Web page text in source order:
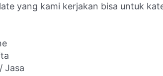
yang kami kerjakan bisa untuk
Jasa